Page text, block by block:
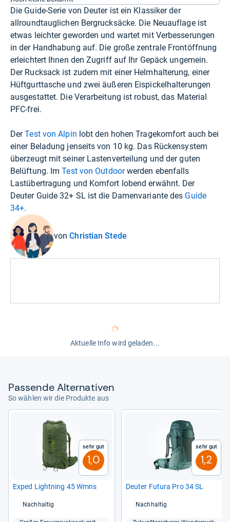
Die Guide-Serie von Deuter ist ein Klassiker der
allroundtauglichen Bergrucksäcke. Die Neuauflage ist
etwas leichter geworden und wartet mit Verbesserungen
in der Handhabung auf. Die große zentrale Frontöffnung
erleichtert Ihnen den Zugriff auf Ihr Gepäck ungemein.
Der Rucksack ist zudem mit einer Helmhalterung, einer
Hüftgurttasche und zwei äußeren Eispickelhalterungen
ausgestattet. Die Verarbeitung ist robust, das Material
PFC-frei.
DerTest von Alpin lobt den hohen Tragekomfort auch bei
einer Beladung jenseits von 10 kg. Das Rückensystem
überzeugt mit seiner Lastenverteilung und der guten
Belüftung. ImTest von Outdoorwerden ebenfalls
Lastübertragung und Komfort lobend erwähnt. Der
Deuter Guide 32+ SL ist die Damenvariante des Guide
34+.
vonChristian Stede
Aktuelle Info wird geladen...
Pas­sende Alter­na­ti­ven
So wählen wir die Produkte aus
Sehr gut
1,0
Exped Light­ning 45 Wmns
Nachhaltig
Sehr gut
1,2
Deu­ter Futura Pro 34 SL
Nachhaltig